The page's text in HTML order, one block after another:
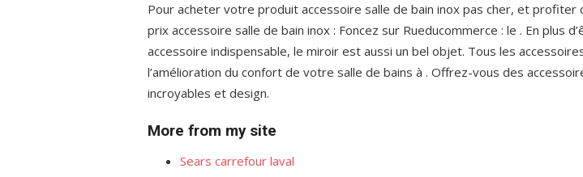
Pour acheter votre produit accessoire salle de bain inox pas cher, et profiter
prix accessoire salle de bain inox : Foncez sur Rueducommerce : le . En plus
accessoire indispensable, le miroir est aussi un bel objet. Tous les
l’amélioration du confort de votre salle de bains à . Offrez-vous des
incroyables et design.
More from my site
Sears carrefour laval